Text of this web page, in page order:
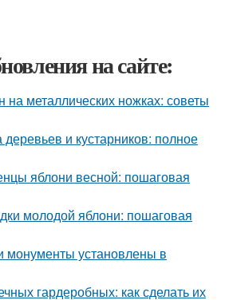
на сайте:
на металлических ножках: советы
и кустарников: полное
яблони весной: пошаговая
молодой яблони: пошаговая
монументы установлены в
гардеробных: как сделать их